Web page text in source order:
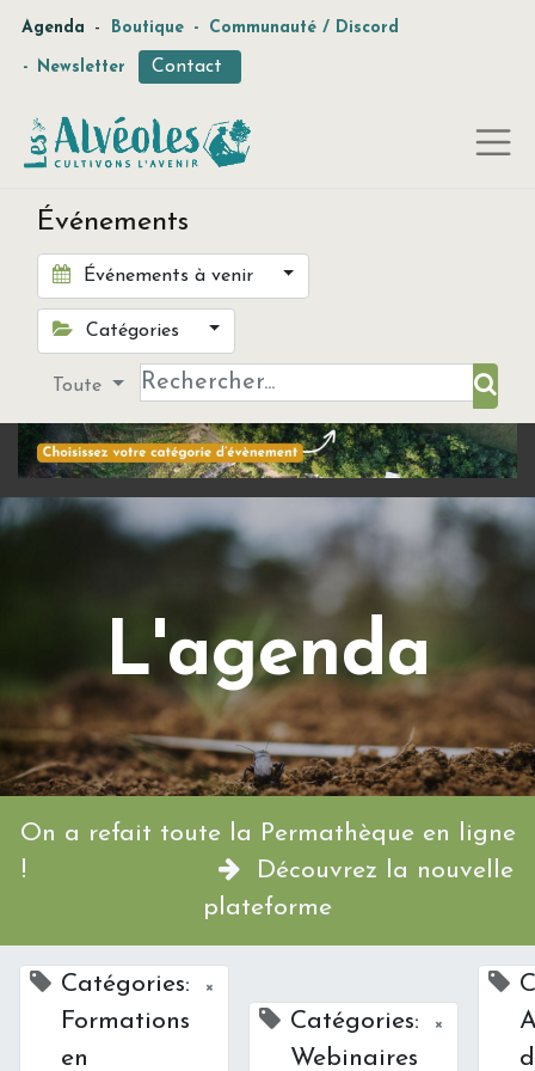
Agenda - Boutique - Communauté / Discord
- Newsletter Contact
Événements
Événements à venir
Catégories
Toute
L'agenda
On a refait toute la Permathèque en ligne
!
Découvrez la nouvelle
plateforme
Catégories:
Formations
en
×
Catégories:
Webinaires
×